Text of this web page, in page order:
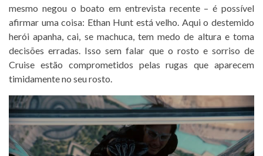
mesmo negou o boato em entrevista recente – é possível
afirmar uma coisa: Ethan Hunt está velho. Aqui o destemido
herói apanha, cai, se machuca, tem medo de altura e toma
decisões erradas. Isso sem falar que o rosto e sorriso de
Cruise estão comprometidos pelas rugas que aparecem
timidamente no seu rosto.